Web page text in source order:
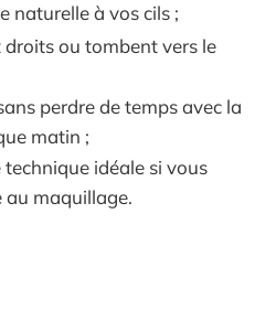
naturelle à vos cils ;
droits ou tombent vers le
perdre de temps avec la
matin ;
technique idéale si vous
au maquillage.